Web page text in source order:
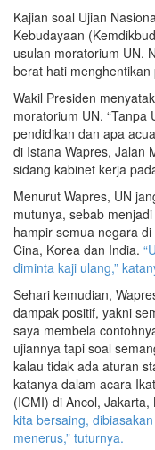
Kajian soal Ujian
Kebudayaan
usulan moratorium UN.
berat hati menghentikan
Wakil Presiden
moratorium UN. “Tanpa
pendidikan dan apa
di Istana Wapres, Jalan
sidang kabinet kerja
Menurut Wapres, UN
mutunya, sebab
hampir semua negara
Cina, Korea dan India.
diminta kaji ulang,”
Sehari kemudian,
dampak positif, yakni
saya membela
ujiannya tapi soal
kalau tidak ada aturan
katanya dalam acara
(ICMI) di Ancol,
kita bersaing,
menerus,” tuturnya.